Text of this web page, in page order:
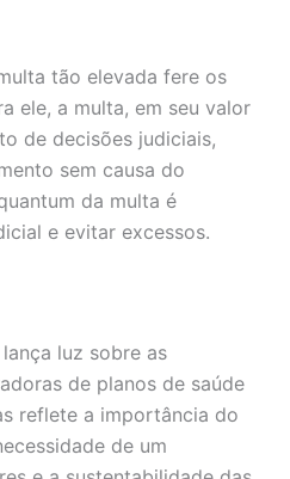
tão elevada fere os
ele, a multa, em seu valor
de decisões judiciais,
sem causa do
da multa é
e evitar excessos.
luz sobre as
de planos de saúde
reflete a importância do
de um